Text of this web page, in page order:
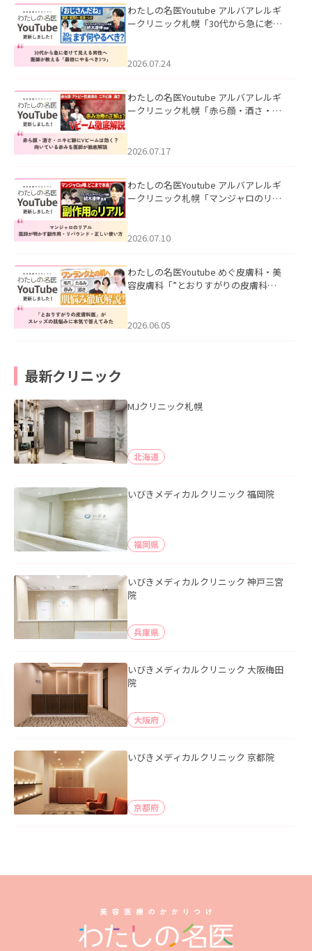
わたしの名医Youtube アルバアレルギ
ークリニック札幌「30代から急に老け
た。
2026.07.24
わたしの名医Youtube アルバアレルギ
ークリニック札幌「赤ら顔・酒さ・ニ
した。
2026.07.17
わたしの名医Youtube アルバアレルギ
ークリニック札幌「マンジャロのリア
た。
2026.07.10
わたしの名医Youtube めぐ皮膚科・美
容皮膚科「”とおりすがりの皮膚科
2026.06.05
最新クリニック
MJクリニック札幌
北海道
いびきメディカルクリニック 福岡院
福岡県
いびきメディカルクリニック 神戸三宮
院
兵庫県
いびきメディカルクリニック 大阪梅田
院
大阪府
いびきメディカルクリニック 京都院
京都府